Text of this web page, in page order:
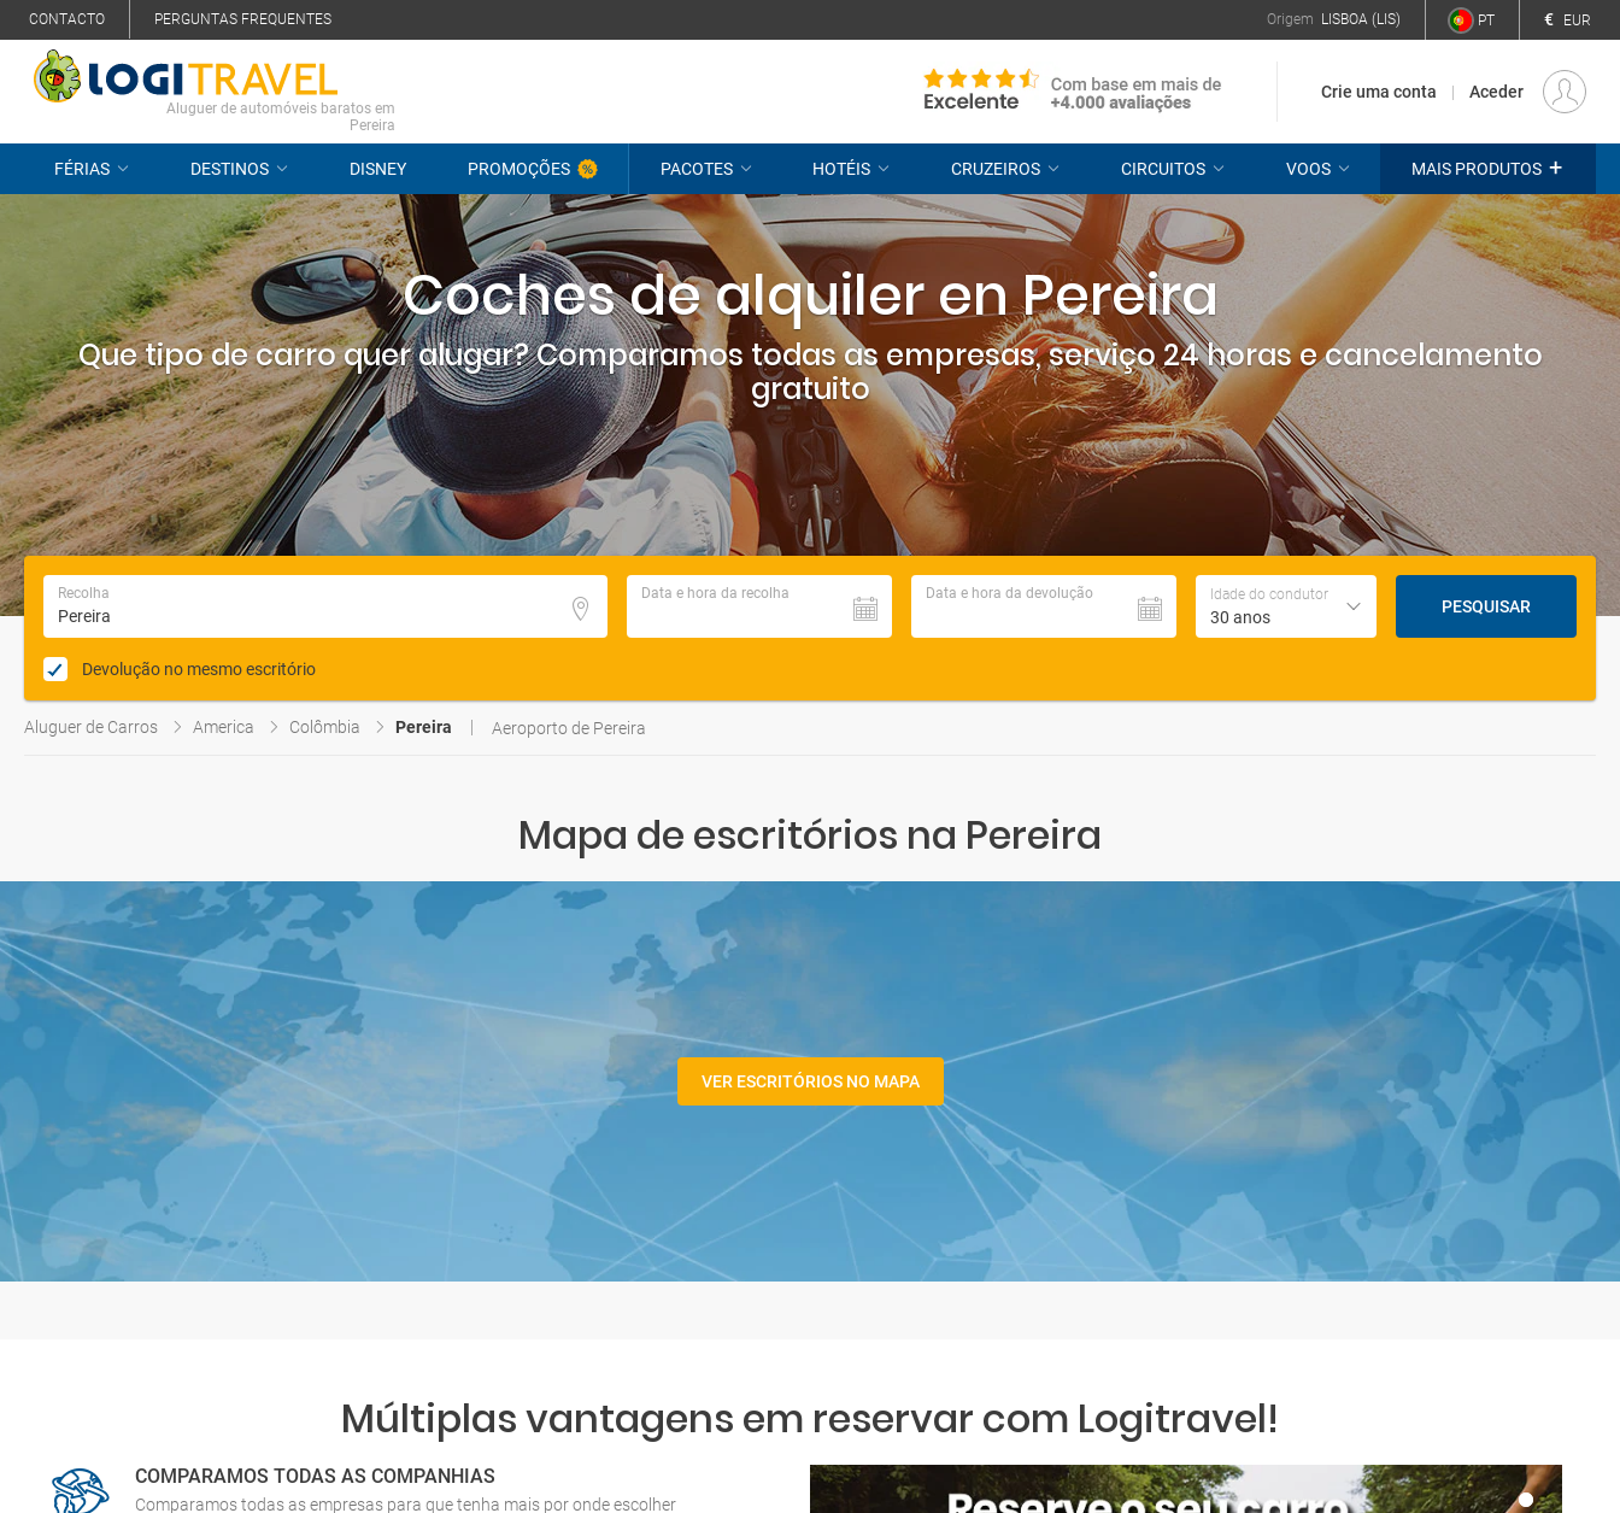
CONTACTO PERGUNTAS FREQUENTES Origem LISBOA (LIS) PT € EUR
Aluguer de automóveis baratos em
Pereira
Crie uma conta Aceder
FÉRIAS DESTINOS DISNEY PROMOÇÕES PACOTES HOTÉIS CRUZEIROS CIRCUITOS VOOS MAIS PRODUTOS +
Coches de alquiler en Pereira
Que tipo de carro quer alugar? Comparamos todas as empresas, serviço 24 horas e cancelamento
gratuito
Recolha Data e hora da recolha Data e hora da devolução Idade do condutor
30 anos
PESQUISAR
Devolução no mesmo escritório
Aluguer de Carros America Colômbia Pereira Aeroporto de Pereira
Mapa de escritórios na Pereira
VER ESCRITÓRIOS NO MAPA
Múltiplas vantagens em reservar com Logitravel!
COMPARAMOS TODAS AS COMPANHIAS
Comparamos todas as empresas para que tenha mais por onde escolher